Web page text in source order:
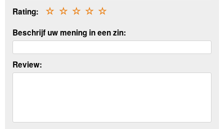
Rating: ☆
☆
☆
☆
☆
Beschrijf uw mening in een zin:
Review: